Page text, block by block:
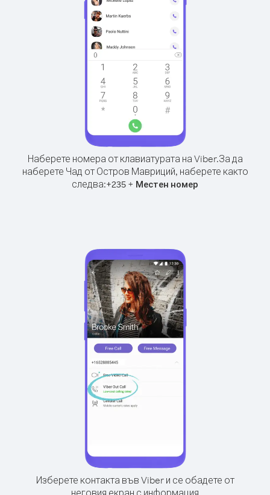
Наберете номера от клавиатурата на Viber.За да
наберете Чад от Остров Мавриций, наберете както
следва:+235 + Местен номер
Изберете контакта във Viber и се обадете от
неговия екран с информация